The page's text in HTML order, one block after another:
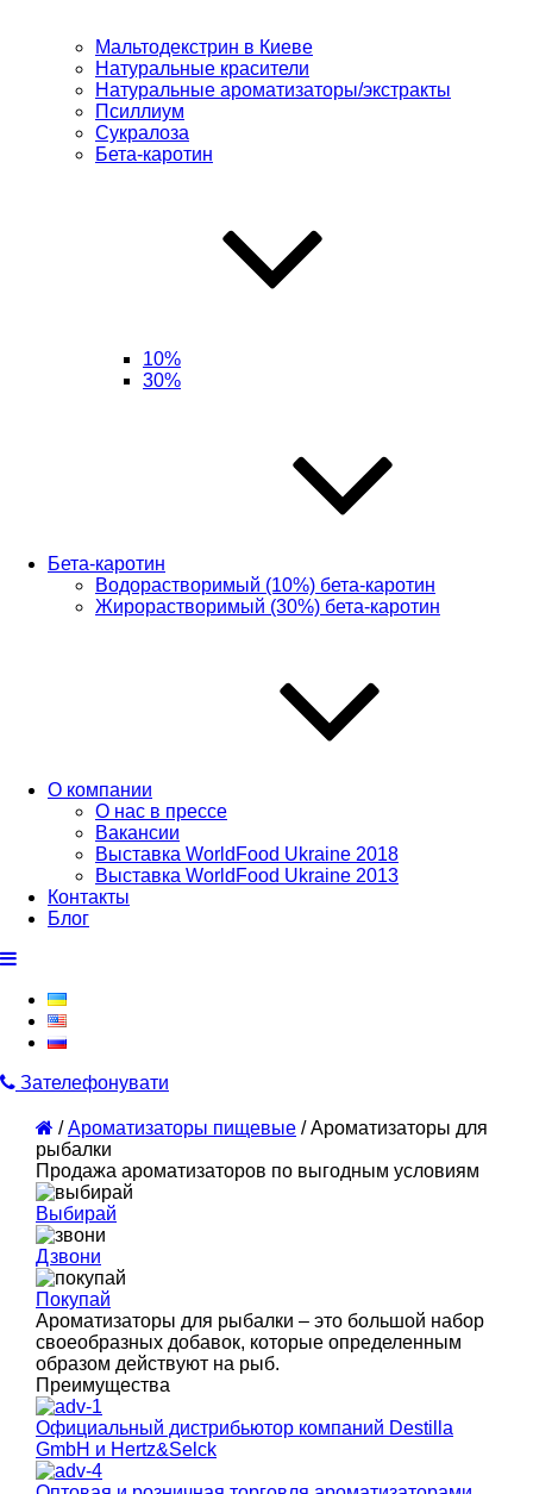
Мальтодекстрин в Киеве
Натуральные красители
Натуральные ароматизаторы/экстракты
Псиллиум
Сукралоза
Бета-каротин
10%
30%
Бета-каротин
Водорастворимый (10%) бета-каротин
Жирорастворимый (30%) бета-каротин
О компании
О нас в прессе
Вакансии
Выставка WorldFood Ukraine 2018
Выставка WorldFood Ukraine 2013
Контакты
Блог
Зателефонувати
/Ароматизаторы пищевые /Ароматизаторы для
рыбалки
Продажа ароматизаторов по выгодным условиям
Выбирай
Дзвони
Покупай
Ароматизаторы для рыбалки – это большой набор
своеобразных добавок, которые определенным
образом действуют на рыб.
Преимущества
Официальный дистрибьютор компаний Destilla
GmbH и Hertz&Selck